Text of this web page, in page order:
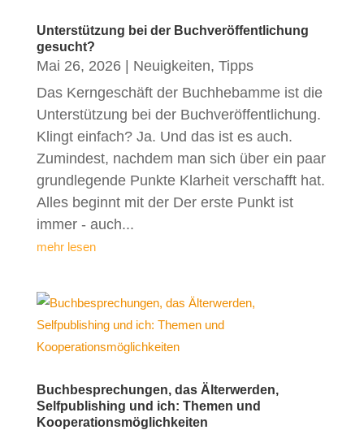
Unterstützung bei der Buchveröffentlichung
gesucht?
Mai 26, 2026| Neuigkeiten, Tipps
Das Kerngeschäft der Buchhebamme ist die
Unterstützung bei der Buchveröffentlichung.
Klingt einfach? Ja. Und das ist es auch.
Zumindest, nachdem man sich über ein paar
grundlegende Punkte Klarheit verschafft hat.
Alles beginnt mit der Der erste Punkt ist
immer - auch...
mehr lesen
Buchbesprechungen, das Älterwerden,
Selfpublishing und ich: Themen und
Kooperationsmöglichkeiten